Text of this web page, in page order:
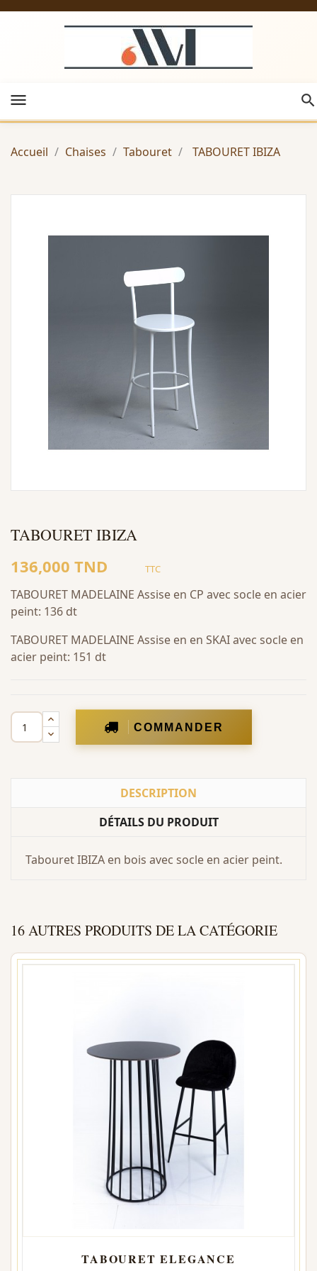
menu
Accueil Chaises Tabouret TABOURET IBIZA
TABOURET IBIZA
136,000 TND TTC
TABOURET MADELAINE Assise en CP avec socle en acier
peint: 136 dt
TABOURET MADELAINE Assise en en SKAI avec socle en
acier peint: 151 dt
COMMANDER
DESCRIPTION
DÉTAILS DU PRODUIT
Tabouret IBIZA en bois avec socle en acier peint.
16 AUTRES PRODUITS DE LA CATÉGORIE
TABOURET ELEGANCE